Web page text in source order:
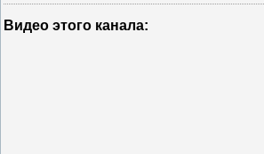
Видео этого канала: